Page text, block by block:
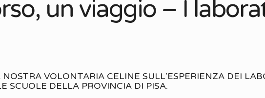
un viaggio – I
VOLONTARIA CELINE SULL’ESPERIENZA DEI
SCUOLE DELLA PROVINCIA DI PISA.